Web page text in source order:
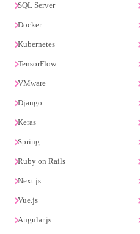
SQL Server
Docker
Kubernetes
TensorFlow
VMware
Django
Keras
Spring
Ruby on Rails
Next.js
Vue.js
Angular.js